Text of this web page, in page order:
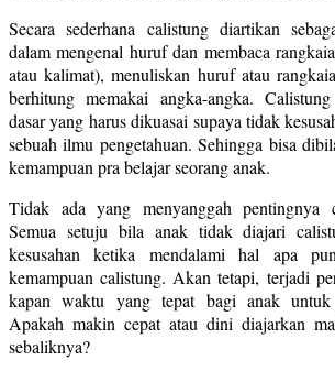
Secara sederhana calistung diartikan
dalam mengenal huruf dan membaca
atau kalimat), menuliskan huruf atau
berhitung memakai angka-angka.
dasar yang harus dikuasai supaya tidak
sebuah ilmu pengetahuan. Sehingga bisa
kemampuan pra belajar seorang anak.
Tidak ada yang menyanggah pentingnya
Semua setuju bila anak tidak diajari
kesusahan ketika mendalami hal apa
kemampuan calistung. Akan tetapi, terjadi
kapan waktu yang tepat bagi anak untuk
Apakah makin cepat atau dini diajarkan
sebaliknya?